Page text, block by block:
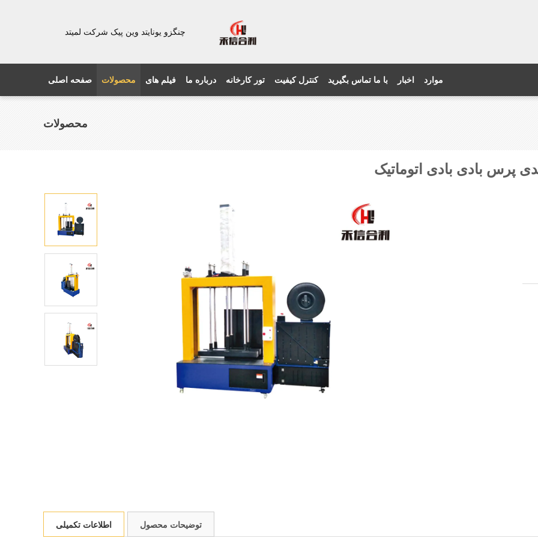
چنگزو یونایتد وین پیک شرکت لمیتد
صفحه اصلی محصولات فیلم های درباره ما تور کارخانه کنترل کیفیت با ما تماس بگیرید اخبار موارد
محصولات
اطلاعات تکمیلی توضیحات محصول